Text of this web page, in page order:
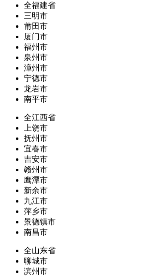
全福建省
三明市
莆田市
厦门市
福州市
泉州市
漳州市
宁德市
龙岩市
南平市
全江西省
上饶市
抚州市
宜春市
吉安市
赣州市
鹰潭市
新余市
九江市
萍乡市
景德镇市
南昌市
全山东省
聊城市
滨州市